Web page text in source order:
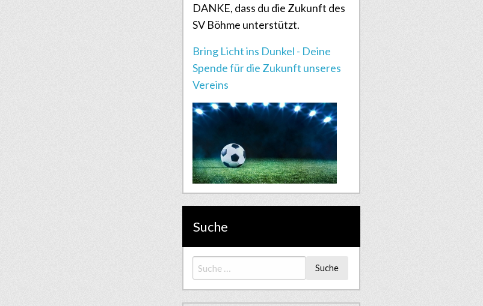
DANKE, dass du die Zukunft des
SV Böhme unterstützt.
Bring Licht ins Dunkel - Deine
Spende für die Zukunft unseres
Vereins
Suche
Suche